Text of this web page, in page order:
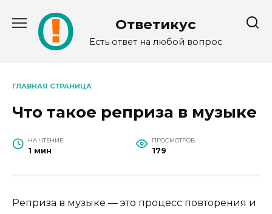
содержанию
Ответикус
Есть ответ на любой вопрос
ГЛАВНАЯ СТРАНИЦА
Что такое реприза в музыке
НА ЧТЕНИЕ
1 мин
ПРОСМОТРОВ
179
Реприза в музыке — это процесс повторения и